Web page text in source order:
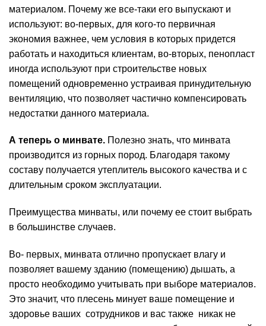
материалом. Почему же все-таки его выпускают и
используют: во-первых, для кого-то первичная
экономия важнее, чем условия в которых придется
работать и находиться клиентам, во-вторых, пенопласт
иногда используют при строительстве новых
помещений одновременно устраивая принудительную
вентиляцию, что позволяет частично компенсировать
недостатки данного материала.
А теперь о минвате. Полезно знать, что минвата
производится из горных пород. Благодаря такому
составу получается утеплитель высокого качества и с
длительным сроком эксплуатации.
Преимущества минваты, или почему ее стоит выбрать
в большинстве случаев.
Во- первых, минвата отлично пропускает влагу и
позволяет вашему зданию (помещению) дышать, а
просто необходимо учитывать при выборе материалов.
Это значит, что плесень минует ваше помещение и
здоровье ваших сотрудников и вас также никак не